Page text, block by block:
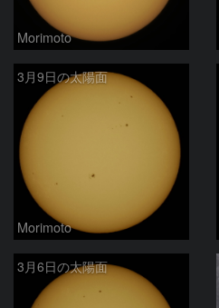
Morimoto
3月9日の太陽面
Morimoto
3月6日の太陽面